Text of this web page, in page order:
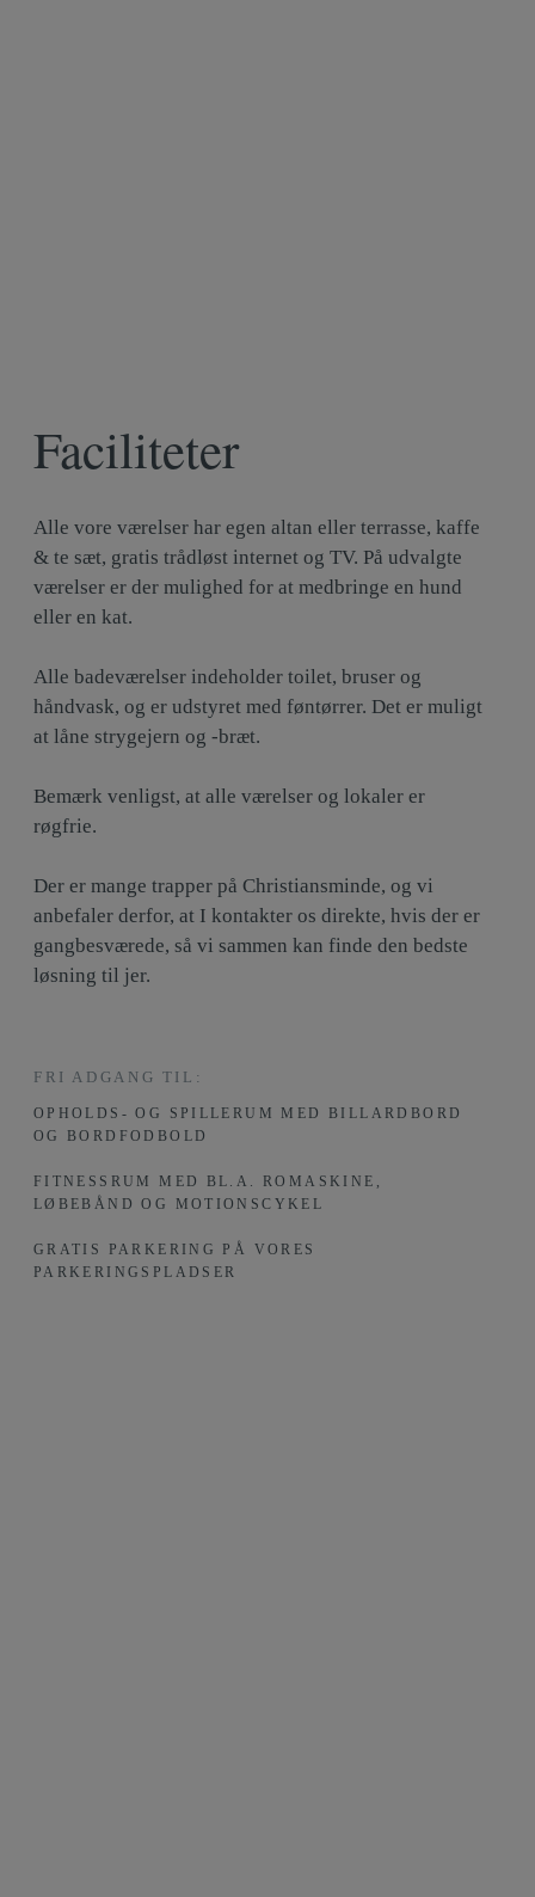
Faciliteter
Alle vore værelser har egen altan eller terrasse, kaffe
& te sæt, gratis trådløst internet og TV. På udvalgte
værelser er der mulighed for at medbringe en hund
eller en kat.
Alle badeværelser indeholder toilet, bruser og
håndvask, og er udstyret med føntørrer. Det er muligt
at låne strygejern og -bræt.
Bemærk venligst, at alle værelser og lokaler er
røgfrie.
Der er mange trapper på Christiansminde, og vi
anbefaler derfor, at I kontakter os direkte, hvis der er
gangbesværede, så vi sammen kan finde den bedste
løsning til jer.
FRI ADGANG TIL:
OPHOLDS- OG SPILLERUM MED BILLARDBORD
OG BORDFODBOLD
FITNESSRUM MED BL.A. ROMASKINE,
LØBEBÅND OG MOTIONSCYKEL
GRATIS PARKERING PÅ VORES
PARKERINGSPLADSER